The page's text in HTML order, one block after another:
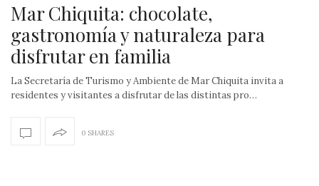
Mar Chiquita: chocolate,
gastronomía y naturaleza para
disfrutar en familia
La Secretaría de Turismo y Ambiente de Mar Chiquita invita a
residentes y visitantes a disfrutar de las distintas pro…
0 SHARES